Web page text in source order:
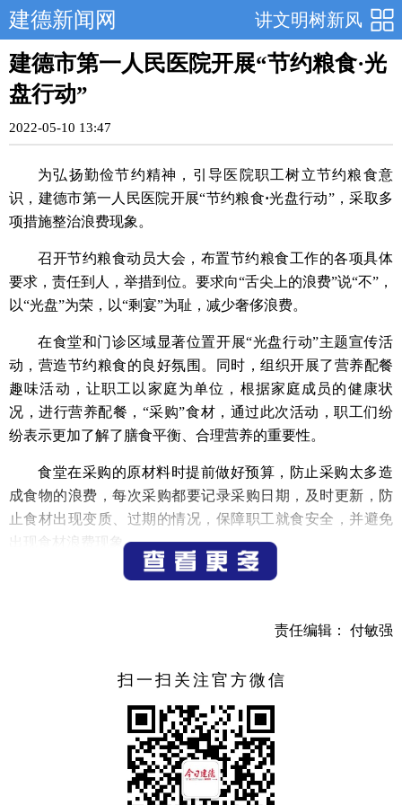
讲文明树新风
建德新闻网
建德市第一人民医院开展“节约粮食·光
盘行动”
2022-05-10 13:47
为弘扬勤俭节约精神，引导医院职工树立节约粮食意
识，建德市第一人民医院开展“节约粮食·光盘行动”，采取多
项措施整治浪费现象。
召开节约粮食动员大会，布置节约粮食工作的各项具体
要求，责任到人，举措到位。要求向“舌尖上的浪费”说“不”，
以“光盘”为荣，以“剩宴”为耻，减少奢侈浪费。
在食堂和门诊区域显著位置开展“光盘行动”主题宣传活
动，营造节约粮食的良好氛围。同时，组织开展了营养配餐
趣味活动，让职工以家庭为单位，根据家庭成员的健康状
况，进行营养配餐，“采购”食材，通过此次活动，职工们纷
纷表示更加了解了膳食平衡、合理营养的重要性。
食堂在采购的原材料时提前做好预算，防止采购太多造
成食物的浪费，每次采购都要记录采购日期，及时更新，防
止食材出现变质、过期的情况，保障职工就食安全，并避免
出现食材浪费现象。
成立“节约粮食 光盘行动”专项领导小组，定期组织专项
方便用餐人员适量选取，食堂工作人员必须适量给餐、按需
责任编辑： 付敏强
扫一扫关注官方微信